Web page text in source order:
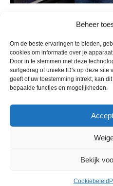
Beheer
Om de beste ervaringen te bieden,
cookies om informatie over je
Door in te stemmen met deze
surfgedrag of unieke ID's op deze site
geeft of uw toestemming intrekt, kan
bepaalde functies en mogelijkheden.
Bekijk
Cookiebeleid
Berichten seizoen
VV Reiger Boys
Google maps route
Veelgestelde vragen